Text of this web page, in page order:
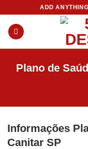
content
ADD
Plano de
Informações
Canitar SP